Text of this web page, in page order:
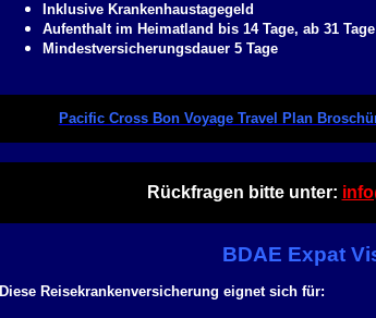
Inklusive Krankenhaustagegeld
Aufenthalt im Heimatland bis 14 Tage, ab 31
Mindestversicherungsdauer 5 Tage
Pacific Cross Bon Voyage Travel Plan
Rückfragen bitte unter:
BDAE Expat
Diese Reisekrankenversicherung eignet sich für: